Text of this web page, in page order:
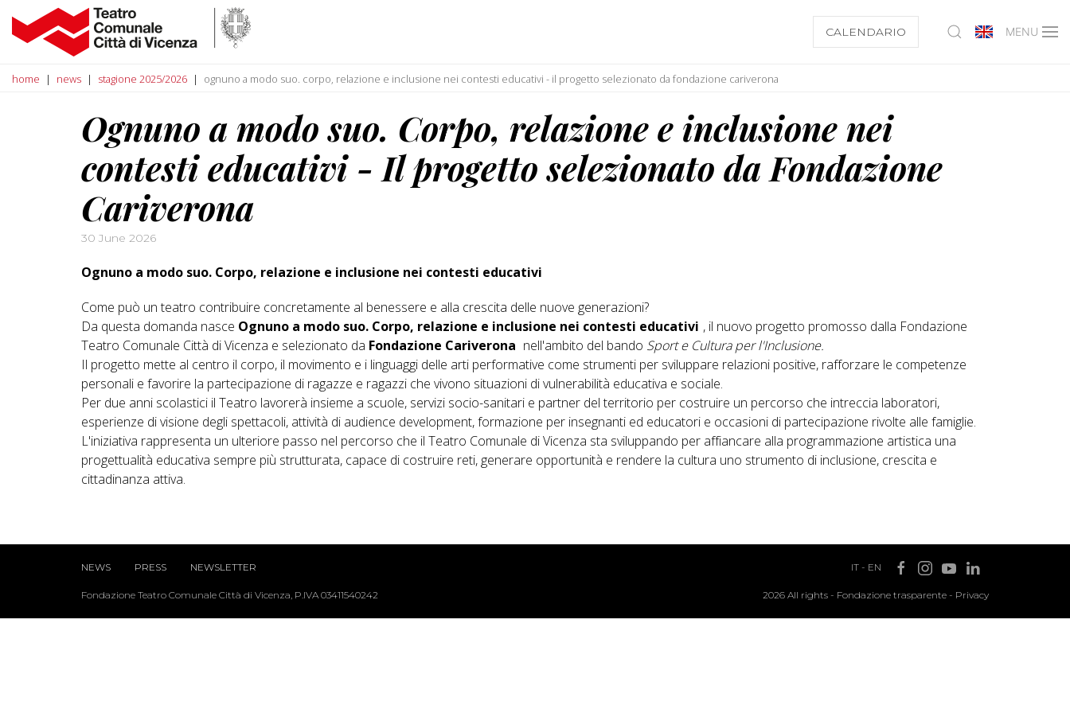
CALENDARIO MENU
home news stagione 2025/2026 ognuno a modo suo. corpo, relazione e inclusione nei contesti educativi - il progetto selezionato da fondazione cariverona
Ognuno a modo suo. Corpo, relazione e inclusione nei
contesti educativi - Il progetto selezionato da Fondazione
Cariverona
30 June 2026
Ognuno a modo suo. Corpo, relazione e inclusione nei contesti educativi
Come può un teatro contribuire concretamente al benessere e alla crescita delle nuove generazioni?
Da questa domanda nasce Ognuno a modo suo. Corpo, relazione e inclusione nei contesti educativi , il nuovo progetto promosso dalla Fondazione
Teatro Comunale Città di Vicenza e selezionato da Fondazione Cariverona nell'ambito del bando Sport e Cultura per l'Inclusione.
Il progetto mette al centro il corpo, il movimento e i linguaggi delle arti performative come strumenti per sviluppare relazioni positive, rafforzare le competenze
personali e favorire la partecipazione di ragazze e ragazzi che vivono situazioni di vulnerabilità educativa e sociale.
Per due anni scolastici il Teatro lavorerà insieme a scuole, servizi socio-sanitari e partner del territorio per costruire un percorso che intreccia laboratori,
esperienze di visione degli spettacoli, attività di audience development, formazione per insegnanti ed educatori e occasioni di partecipazione rivolte alle famiglie.
L'iniziativa rappresenta un ulteriore passo nel percorso che il Teatro Comunale di Vicenza sta sviluppando per affiancare alla programmazione artistica una
progettualità educativa sempre più strutturata, capace di costruire reti, generare opportunità e rendere la cultura uno strumento di inclusione, crescita e
cittadinanza attiva.
NEWS PRESS NEWSLETTER IT - EN
Fondazione Teatro Comunale Città di Vicenza, P.IVA 03411540242 2026 All rights - Fondazione trasparente - Privacy